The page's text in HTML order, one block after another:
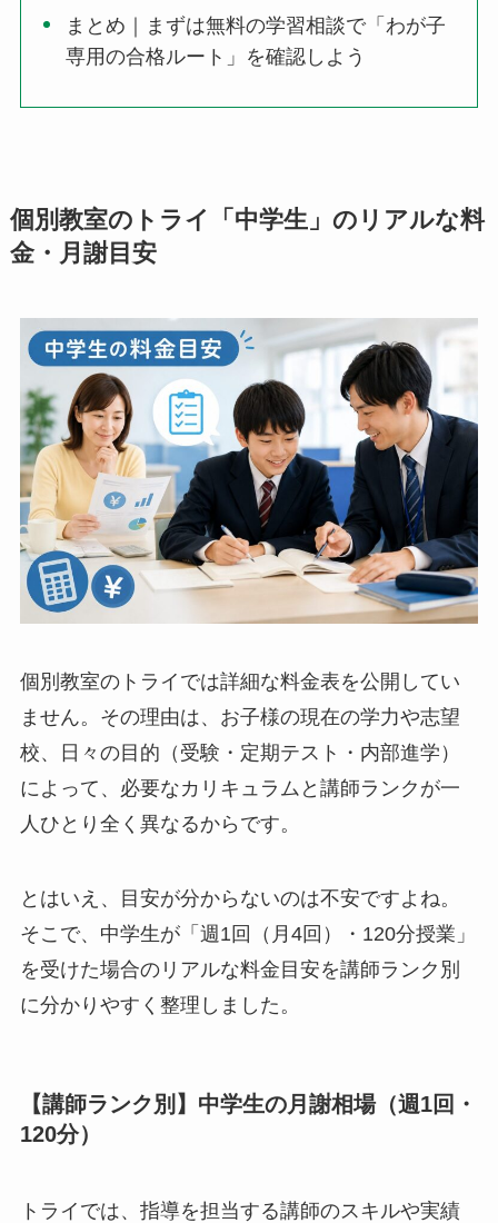
まとめ｜まずは無料の学習相談で「わが子
専用の合格ルート」を確認しよう
個別教室のトライ「中学生」のリアルな料
金・月謝目安
個別教室のトライでは詳細な料金表を公開してい
ません。その理由は、お子様の現在の学力や志望
校、日々の目的（受験・定期テスト・内部進学）
によって、必要なカリキュラムと講師ランクが一
人ひとり全く異なるからです。
とはいえ、目安が分からないのは不安ですよね。
そこで、中学生が「週1回（月4回）・120分授業」
を受けた場合のリアルな料金目安を講師ランク別
に分かりやすく整理しました。
【講師ランク別】中学生の月謝相場（週1回・
120分）
トライでは、指導を担当する講師のスキルや実績